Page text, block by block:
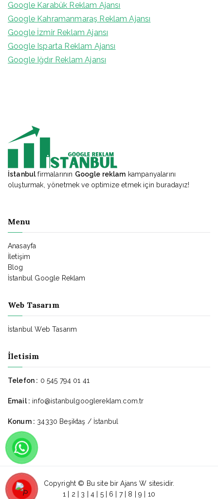
Google Karabük Reklam Ajansı
Google Kahramanmaraş Reklam Ajansı
Google İzmir Reklam Ajansı
Google Isparta Reklam Ajansı
Google Iğdır Reklam Ajansı
İstanbulfirmalarının Google reklam kampanyalarını
oluşturmak, yönetmek ve optimize etmek için buradayız!
Menu
Anasayfa
İletişim
Blog
İstanbul Google Reklam
Web Tasarım
İstanbul Web Tasarım
İletisim
Telefon : 0 545 794 01 41
Email : info@istanbulgooglereklam.com.tr
Konum : 34330 Beşiktaş / İstanbul
Copyright © Bu site birAjans W sitesidir.
1
2| 3 4 5| 6 7| 8 |9 10